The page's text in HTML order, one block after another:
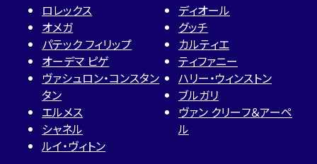
ロレックス
オメガ
パテック フィリップ
オーデマ ピゲ
ヴァシュロン・コンスタン
タン
エルメス
シャネル
ルイ・ヴィトン
ディオール
グッチ
カルティエ
ティファニー
ハリー・ウィンストン
ブルガリ
ヴァン クリーフ＆アーペ
ル